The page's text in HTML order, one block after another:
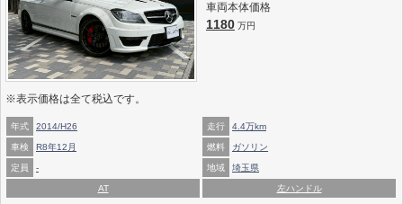
車両本体価格
1180 万円
※表示価格は全て税込です。
年式 2014/H26 走行 4.4万km
車検 R8年12月 燃料 ガソリン
定員 - 地域 埼玉県
AT 左ハンドル